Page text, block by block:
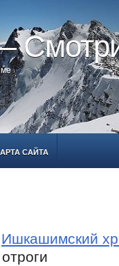
САЙТА
Ишкашимский